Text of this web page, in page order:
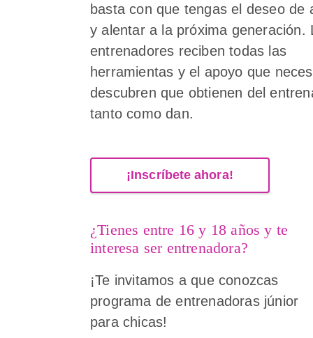
basta con que tengas el deseo de
y alentar a la próxima generación.
entrenadores reciben todas las
herramientas y el apoyo que
descubren que obtienen del
tanto como dan.
¡Inscríbete ahora!
¿Tienes entre 16 y 18 años y te
interesa ser entrenadora?
¡Te invitamos a que conozcas
programa de entrenadoras júnior
para chicas!